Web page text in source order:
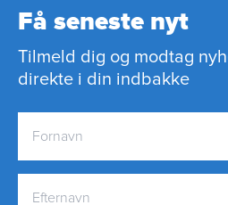
Få seneste nyt
Tilmeld dig og modtag
direkte i din indbakke